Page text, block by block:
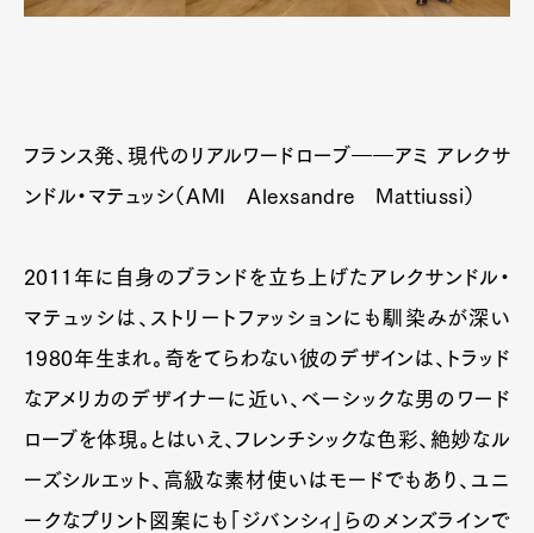
フランス発、現代のリアルワードローブ――アミ アレクサ
ンドル・マテュッシ（AMI Alexsandre Mattiussi）
2011年に自身のブランドを立ち上げたアレクサンドル・
マテュッシは、ストリートファッションにも馴染みが深い
1980年生まれ。奇をてらわない彼のデザインは、トラッド
なアメリカのデザイナーに近い、ベーシックな男のワード
ローブを体現。とはいえ、フレンチシックな色彩、絶妙なル
ーズシルエット、高級な素材使いはモードでもあり、ユニ
ークなプリント図案にも「ジバンシィ」らのメンズラインで